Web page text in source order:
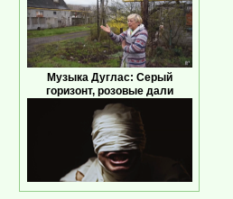
Музыка Дуглас: Серый
горизонт, розовые дали